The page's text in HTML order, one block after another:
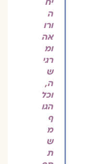
יח
ה
ורו
אה
ומ
רגי
ש
ה,
וכל
הגו
ף
מ
ש
ת